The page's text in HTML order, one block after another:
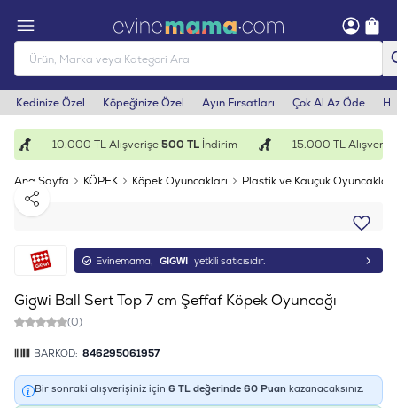
Kedinize Özel Köpeğinize Özel Ayın Fırsatları Çok Al Az Öde
10.000 TL Alışverişe500 TLİndirim 15.000 TL Alışverişe
Ana Sayfa KÖPEK Köpek Oyuncakları
Plastik ve Kauçuk Oyuncaklar
Paylaş
Evinemama, GIGWI yetkili satıcısıdır.
Gigwi Ball Sert Top 7 cm Şeffaf Köpek Oyuncağı
(0)
BARKOD: 846295061957
Bir sonraki alışverişiniz için 6 TL değerinde 60 Puan kazanacaksınız.